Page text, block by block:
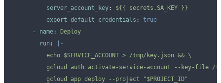
          server_account_key
:
${{ secrets.SA_KEY }}
          export_default_credentials
:
true
      -
name:
Deploy
        run
:
|-
          echo $SERVICE_ACCOUNT > /tmp/key.json && \
gcloud auth activate-service-account --key-file /
          gcloud app deploy --project "$PROJECT_ID"